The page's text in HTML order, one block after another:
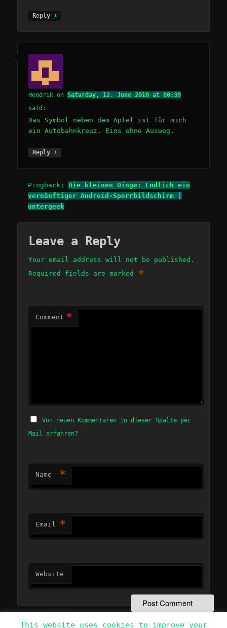
Reply ↓
Hendrik onSaturday, 12. June 2010 at 00:39
said:
Das Symbol neben dem Apfel ist für mich
ein Autobahnkreuz. Eins ohne Ausweg.
Reply ↓
Pingback: Die kleinen Dinge: Endlich ein
vernünftiger Android-Sperrbildschirm |
untergeek
Leave a Reply
Your email address will not be published.
Required fields are marked *
Comment *
Von neuen Kommentaren in dieser Spalte per
Mail erfahren?
Name *
Email *
Website
This website uses cookies to improve your